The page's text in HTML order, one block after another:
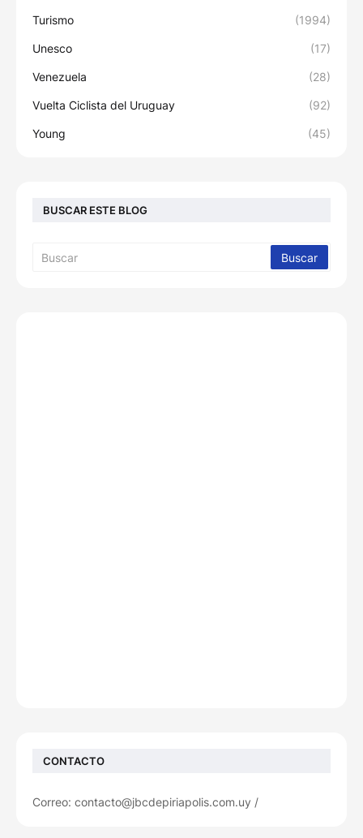
Turismo (1994)
Unesco (17)
Venezuela (28)
Vuelta Ciclista del Uruguay (92)
Young (45)
BUSCAR ESTE BLOG
CONTACTO
Correo: contacto@jbcdepiriapolis.com.uy /